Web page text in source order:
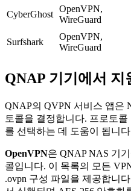
CyberGhost
OpenVPN,
WireGuard
Surfshark
OpenVPN,
WireGuard
QNAP 기기에서
QNAP의 QVPN 서비스 앱은
토콜을 결정합니다. 프로토
를 선택하는 데 도움이 됩니
OpenVPN은 QNAP NAS 기
콜입니다. 이 목록의 모든
.ovpn 구성 파일을 제공합니